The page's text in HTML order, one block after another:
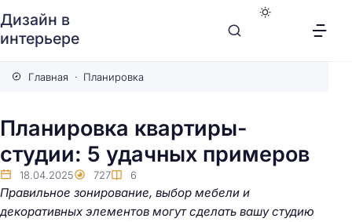
Дизайн в
интерьере
Главная Планировка
Планировка квартиры-
студии: 5 удачных примеров
18.04.2025 727 6
Правильное зонирование, выбор мебели и
декоративных элементов могут сделать вашу студию